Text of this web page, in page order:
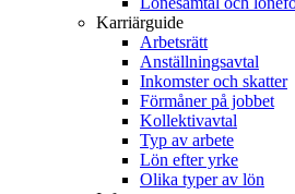
Karriärguide
Arbetsrätt
Anställningsavtal
Inkomster och skatter
Förmåner på jobbet
Kollektivavtal
Typ av arbete
Lön efter yrke
Olika typer av lön